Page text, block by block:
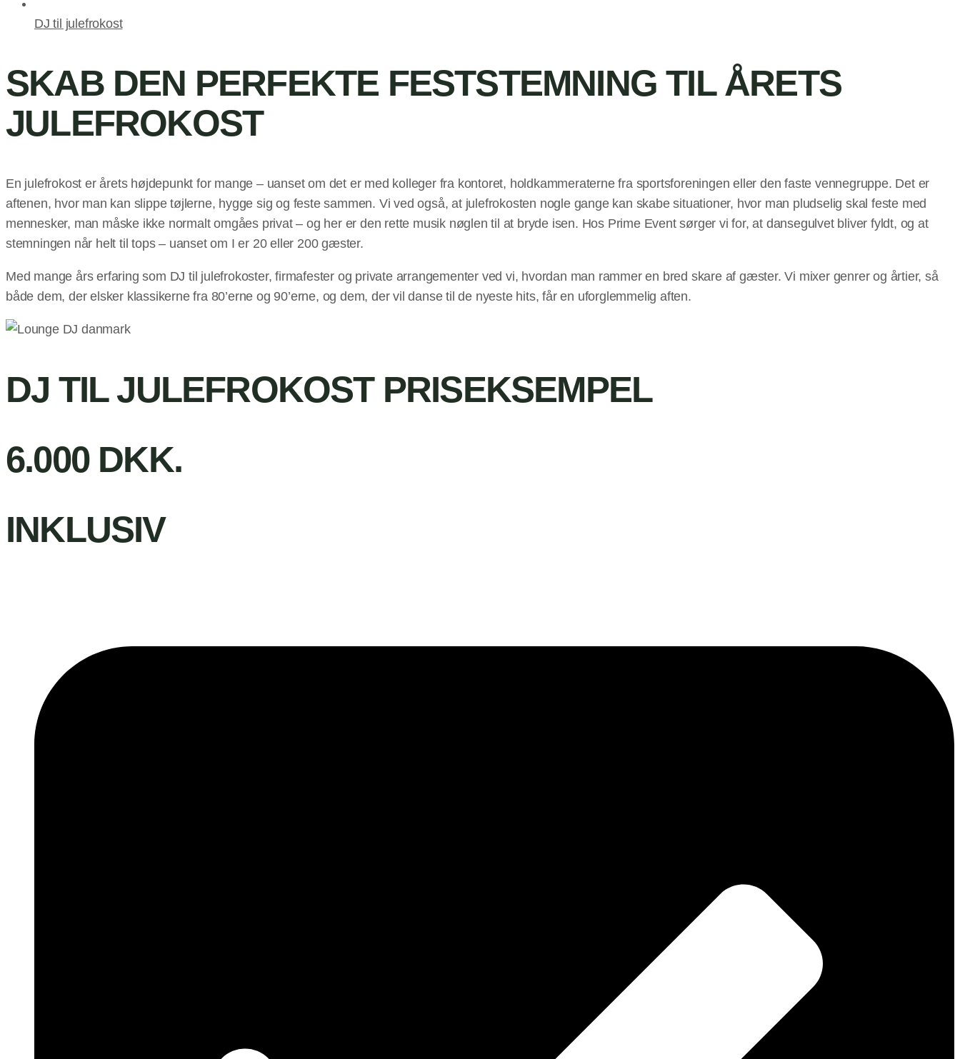
DJ til julefrokost
SKAB DEN PERFEKTE FESTSTEMNING TIL ÅRETS
JULEFROKOST
En julefrokost er årets højdepunkt for mange – uanset om det er med kolleger fra kontoret, holdkammeraterne fra sportsforeningen eller den faste vennegruppe. Det er
aftenen, hvor man kan slippe tøjlerne, hygge sig og feste sammen. Vi ved også, at julefrokosten nogle gange kan skabe situationer, hvor man pludselig skal feste med
mennesker, man måske ikke normalt omgåes privat – og her er den rette musik nøglen til at bryde isen. Hos Prime Event sørger vi for, at dansegulvet bliver fyldt, og at
stemningen når helt til tops – uanset om I er 20 eller 200 gæster.
Med mange års erfaring som DJ til julefrokoster, firmafester og private arrangementer ved vi, hvordan man rammer en bred skare af gæster. Vi mixer genrer og årtier, så
både dem, der elsker klassikerne fra 80’erne og 90’erne, og dem, der vil danse til de nyeste hits, får en uforglemmelig aften.
DJ TIL JULEFROKOST PRISEKSEMPEL
6.000 DKK.
INKLUSIV